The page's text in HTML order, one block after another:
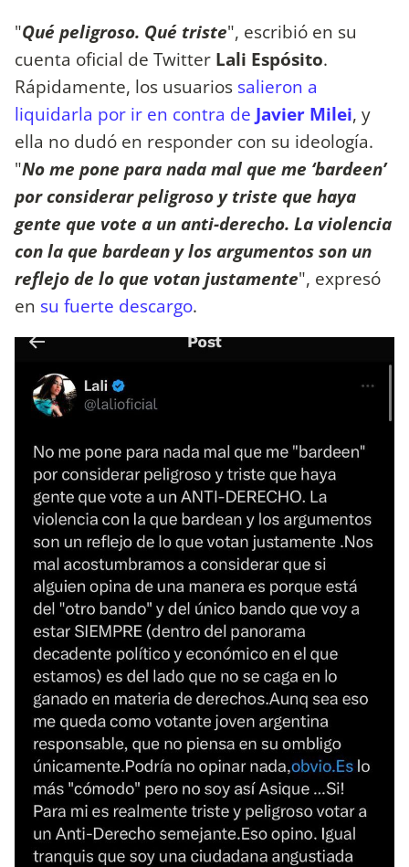
"Qué peligroso. Qué triste", escribió en su
cuenta oficial de Twitter Lali Espósito.
Rápidamente, los usuarios salieron a
liquidarla por ir en contra de Javier Milei, y
ella no dudó en responder con su ideología.
"No me pone para nada mal que me ‘bardeen’
por considerar peligroso y triste que haya
gente que vote a un anti-derecho. La violencia
con la que bardean y los argumentos son un
reflejo de lo que votan justamente", expresó
en su fuerte descargo.